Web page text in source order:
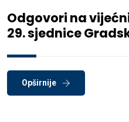
Odgovori na
29. sjednice
Opširnije